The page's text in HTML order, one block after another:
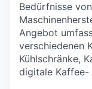
Bedürfnisse
Angebot
verschiedenen
Kühlschränke,
digitale Kaffee-